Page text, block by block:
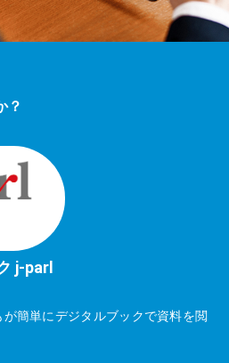
？
j-parl
簡単にデジタルブックで資料を閲